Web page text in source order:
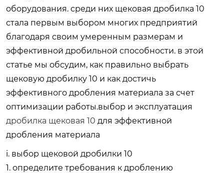
оборудования. среди них щековая дробилка 10
стала первым выбором многих предприятий
благодаря своим умеренным размерам и
эффективной дробильной способности. в этой
статье мы обсудим, как правильно выбрать
щековую дробилку 10 и как достичь
эффективного дробления материала за счет
оптимизации работы.выбор и эксплуатация
дробилка щековая 10 для эффективной
дробления материала
i. выбор щековой дробилки 10
1. определите требования к дроблению